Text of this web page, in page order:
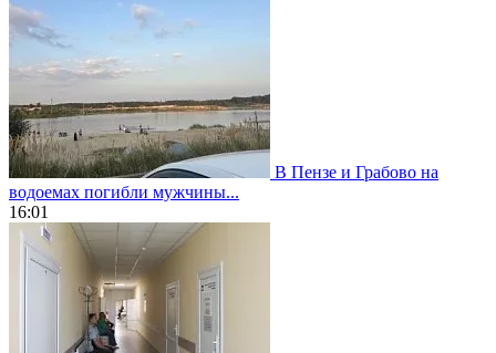
В Пензе и Грабово на
водоемах погибли мужчины...
16:01